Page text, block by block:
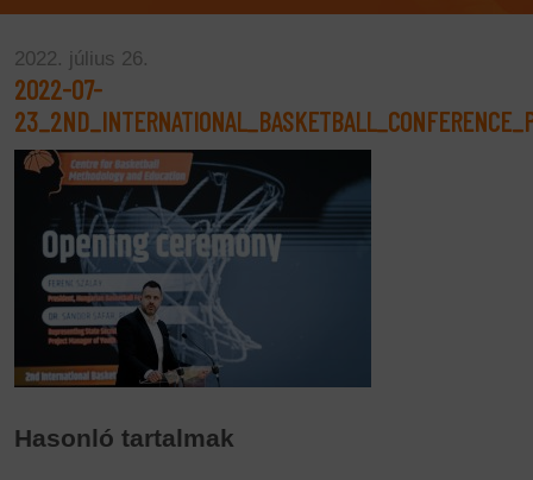
2022. július 26.
2022-07-
Hasonló tartalmak